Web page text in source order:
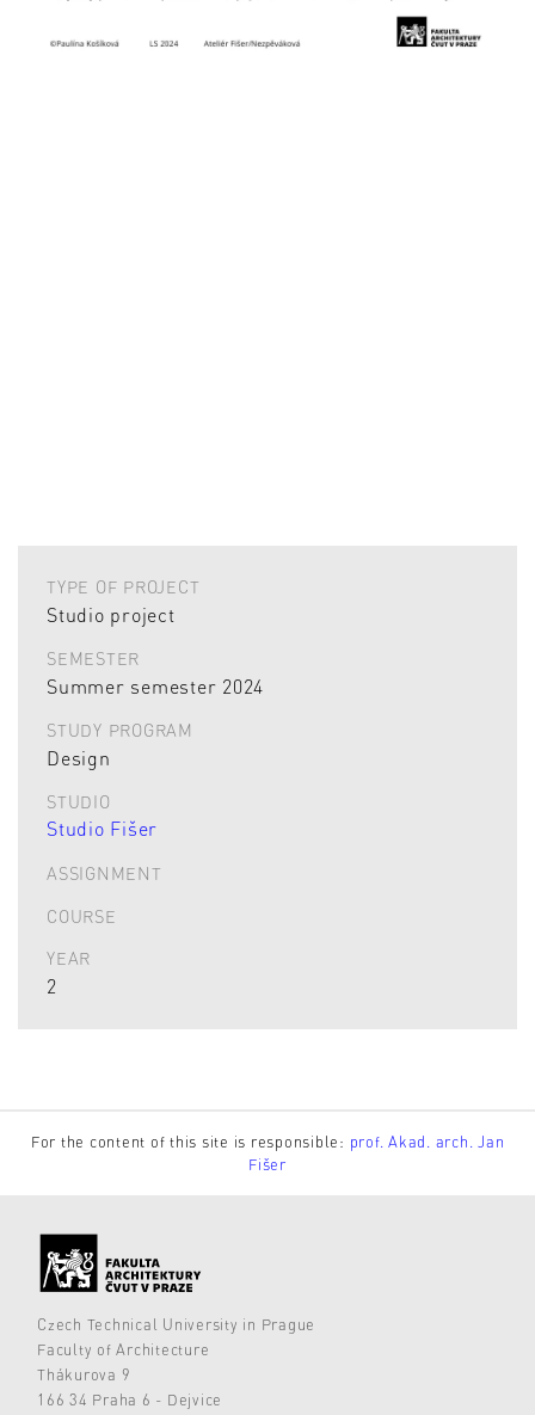
TYPE OF PROJECT
Studio project
SEMESTER
Summer semester 2024
STUDY PROGRAM
Design
STUDIO
Studio Fišer
ASSIGNMENT
COURSE
YEAR
2
For the content of this site is responsible: prof. Akad. arch. Jan
Fišer
Czech Technical University in Prague
Faculty of Architecture
Thákurova 9
166 34 Praha 6 - Dejvice